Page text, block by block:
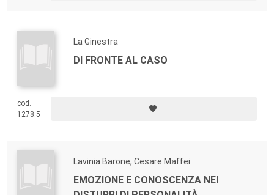
La Ginestra
DI FRONTE AL CASO
cod.
1278.5
Lavinia Barone, Cesare Maffei
EMOZIONE E CONOSCENZA NEI